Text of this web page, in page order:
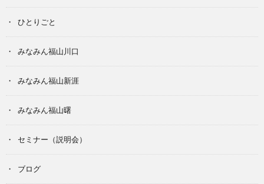
ひとりごと
みなみん福山川口
みなみん福山新涯
みなみん福山曙
セミナー（説明会）
ブログ